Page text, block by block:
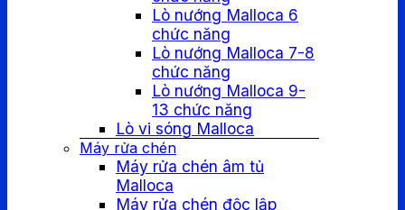
Lò nướng Malloca 6
chức năng
Lò nướng Malloca 7-8
chức năng
Lò nướng Malloca 9-
13 chức năng
Lò vi sóng Malloca
Máy rửa chén
Máy rửa chén âm tủ
Malloca
Máy rửa chén độc lập